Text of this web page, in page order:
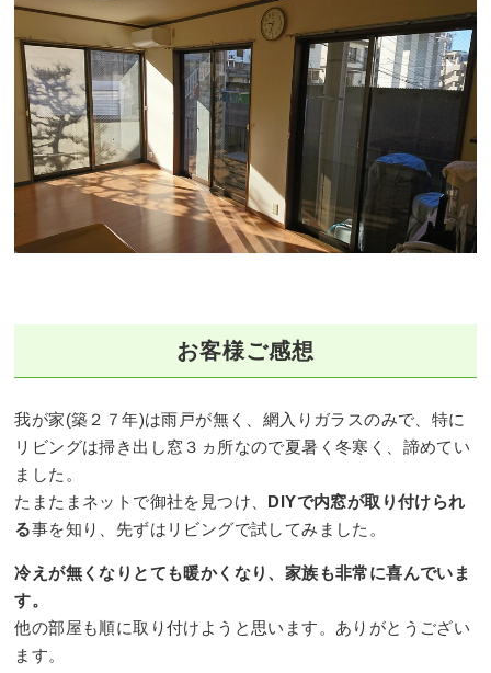
お客様ご感想
我が家(築２７年)は雨戸が無く、網入りガラスのみで、特に
リビングは掃き出し窓３ヵ所なので夏暑く冬寒く、諦めてい
ました。
たまたまネットで御社を見つけ、
DIYで内窓が取り付けられ
る事を知り、先ずはリビングで試してみました。
冷えが無くなりとても暖かくなり、家族も非常に喜んでいま
す。
他の部屋も順に取り付けようと思います。ありがとうござい
ます。